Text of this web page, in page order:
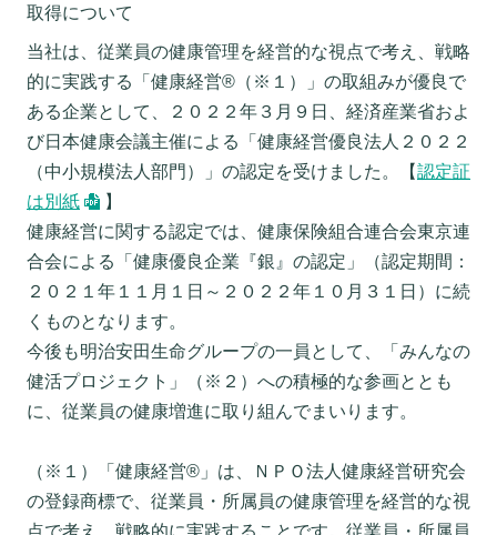
取得について
当社は、従業員の健康管理を経営的な視点で考え、戦略
的に実践する「健康経営®（※１）」の取組みが優良で
ある企業として、２０２２年３月９日、経済産業省およ
び日本健康会議主催による「健康経営優良法人２０２２
（中小規模法人部門）」の認定を受けました。【認定証
は別紙
】
健康経営に関する認定では、健康保険組合連合会東京連
合会による「健康優良企業『銀』の認定」（認定期間：
２０２１年１１月１日～２０２２年１０月３１日）に続
くものとなります。
今後も明治安田生命グループの一員として、「みんなの
健活プロジェクト」（※２）への積極的な参画ととも
に、従業員の健康増進に取り組んでまいります。
（※１）「健康経営®」は、ＮＰＯ法人健康経営研究会
の登録商標で、従業員・所属員の健康管理を経営的な視